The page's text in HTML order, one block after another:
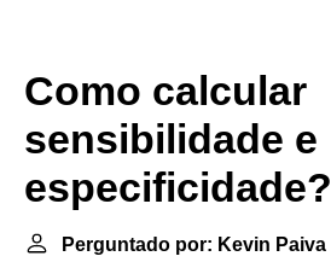
Como calcular
sensibilidade e
especificidade?
Perguntado por: Kevin Paiva